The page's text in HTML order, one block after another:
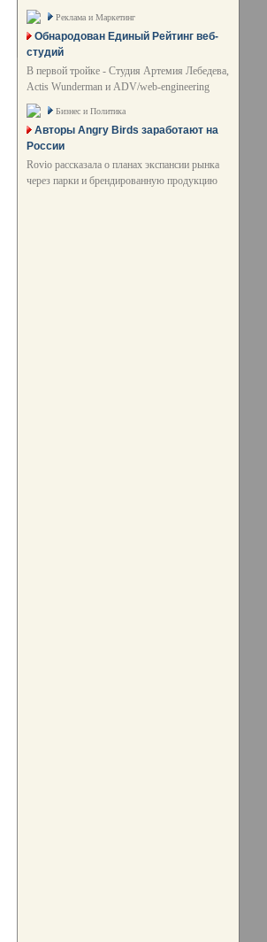
Реклама и Маркетинг
Обнародован Единый Рейтинг веб-
студий
В первой тройке - Студия Артемия Лебедева,
Actis Wunderman и ADV/web-engineering
Бизнес и Политика
Авторы Angry Birds заработают на
России
Rovio рассказала о планах экспансии рынка
через парки и брендированную продукцию